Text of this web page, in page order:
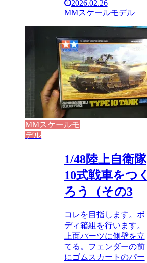
2026.02.26
MMスケールモデル
MMスケールモ
デル
1/48陸上自衛隊
10式戦車をつく
ろう（その3
コレを目指します。ボ
ディ箱組を行います。
上面パーツに側壁を立
てる。フェンダーの前
にゴムスカートのパー